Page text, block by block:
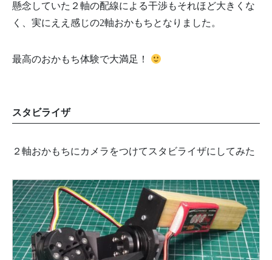
懸念していた２軸の配線による干渉もそれほど大きくな
く、実にええ感じの2軸おかもちとなりました。
最高のおかもち体験で大満足！
スタビライザ
２軸おかもちにカメラをつけてスタビライザにしてみた